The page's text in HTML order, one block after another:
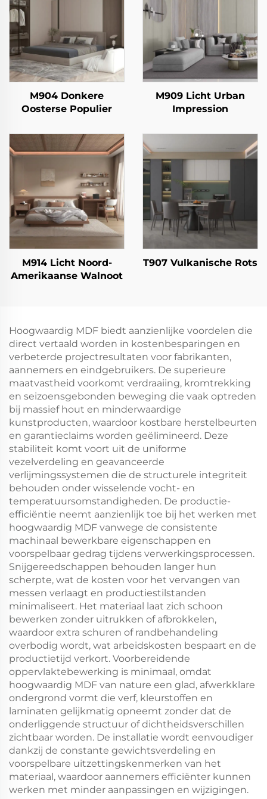
M904 Donkere
Oosterse Populier
M909 Licht Urban
Impression
M914 Licht Noord-
Amerikaanse Walnoot
T907 Vulkanische Rots
Hoogwaardig MDF biedt aanzienlijke voordelen die
direct vertaald worden in kostenbesparingen en
verbeterde projectresultaten voor fabrikanten,
aannemers en eindgebruikers. De superieure
maatvastheid voorkomt verdraaiing, kromtrekking
en seizoensgebonden beweging die vaak optreden
bij massief hout en minderwaardige
kunstproducten, waardoor kostbare herstelbeurten
en garantieclaims worden geëlimineerd. Deze
stabiliteit komt voort uit de uniforme
vezelverdeling en geavanceerde
verlijmingssystemen die de structurele integriteit
behouden onder wisselende vocht- en
temperatuursomstandigheden. De productie-
efficiëntie neemt aanzienlijk toe bij het werken met
hoogwaardig MDF vanwege de consistente
machinaal bewerkbare eigenschappen en
voorspelbaar gedrag tijdens verwerkingsprocessen.
Snijgereedschappen behouden langer hun
scherpte, wat de kosten voor het vervangen van
messen verlaagt en productiestilstanden
minimaliseert. Het materiaal laat zich schoon
bewerken zonder uitrukken of afbrokkelen,
waardoor extra schuren of randbehandeling
overbodig wordt, wat arbeidskosten bespaart en de
productietijd verkort. Voorbereidende
oppervlaktebewerking is minimaal, omdat
hoogwaardig MDF van nature een glad, afwerkklare
ondergrond vormt die verf, kleurstoffen en
laminaten gelijkmatig opneemt zonder dat de
onderliggende structuur of dichtheidsverschillen
zichtbaar worden. De installatie wordt eenvoudiger
dankzij de constante gewichtsverdeling en
voorspelbare uitzettingskenmerken van het
materiaal, waardoor aannemers efficiënter kunnen
werken met minder aanpassingen en wijzigingen.